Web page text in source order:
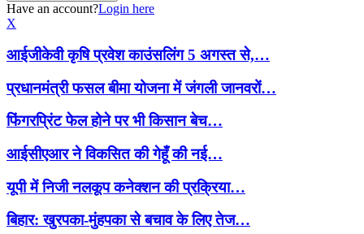
Have an account?Login here
X
आईजीकेवी कृषि प्रवेश काउंसलिंग 5 अगस्त से,…
प्रधानमंत्री फसल बीमा योजना में जंगली जानवरों…
फिंगरप्रिंट फेल होने पर भी किसान बेच…
आईसीएआर ने विकसित की गेहूँ की नई…
यूपी में निजी नलकूप कनेक्शन की प्रक्रिया…
बिहार: खुरपका-मुंहपका से बचाव के लिए तेज…